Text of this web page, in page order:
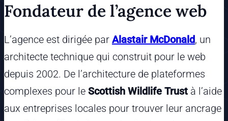
Fondateur de l’agence web
L’agence est dirigée par Alastair McDonald, un
architecte technique qui construit pour le web
depuis 2002. De l’architecture de plateformes
complexes pour le Scottish Wildlife Trust à l’aide
aux entreprises locales pour trouver leur ancrage